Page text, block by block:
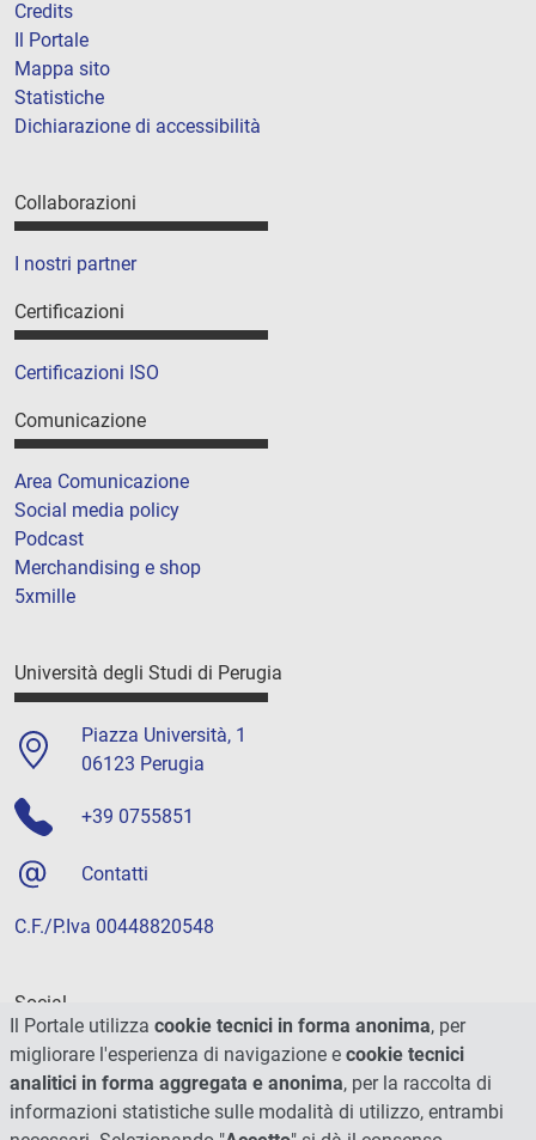
Credits
Il Portale
Mappa sito
Statistiche
Dichiarazione di accessibilità
Collaborazioni
I nostri partner
Certificazioni
Certificazioni ISO
Comunicazione
Area Comunicazione
Social media policy
Podcast
Merchandising e shop
5xmille
Università degli Studi di Perugia
Piazza Università, 1
06123 Perugia
+39 0755851
Contatti
C.F./P.Iva 00448820548
Social
Il Portale utilizza cookie tecnici in forma anonima, per
migliorare l'esperienza di navigazione e cookie tecnici
analitici in forma aggregata e anonima, per la raccolta di
informazioni statistiche sulle modalità di utilizzo, entrambi